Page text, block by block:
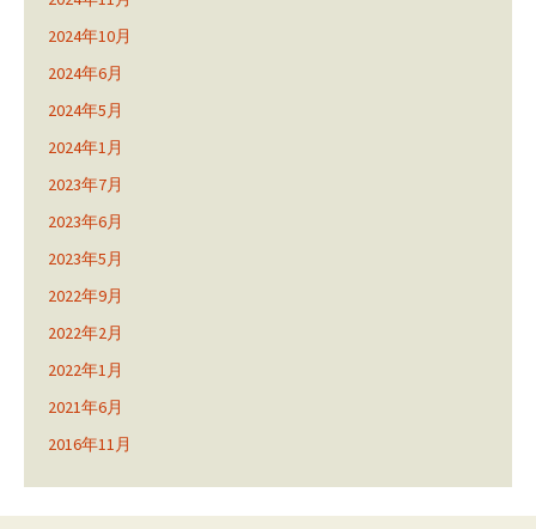
2024年10月
2024年6月
2024年5月
2024年1月
2023年7月
2023年6月
2023年5月
2022年9月
2022年2月
2022年1月
2021年6月
2016年11月